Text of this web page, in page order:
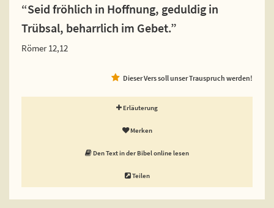
“Seid fröhlich in Hoffnung, geduldig in
Trübsal, beharrlich im Gebet.”
Römer 12,12
Dieser Vers soll unser Trauspruch werden!
Erläuterung
Merken
Den Text in der Bibel online lesen
Teilen